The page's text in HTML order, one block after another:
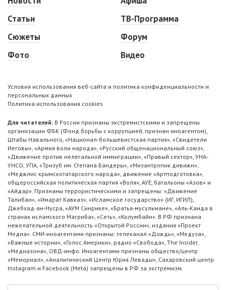
Статьи
Сюжеты
Фото
ТВ-Программа
Форум
Видео
Условия использования веб-сайта и политика конфиденциальности и
персональных данных
Политика использования cookies
Для читателей: В России признаны экстремистскими и запрещены
организации ФБК (Фонд борьбы с коррупцией, признан иноагентом),
Штабы Навального, «Национал-большевистская партия», «Свидетели
Иеговы», «Армия воли народа», «Русский общенациональный союз»,
«Движение против нелегальной иммиграции», «Правый сектор», УНА-
УНСО, УПА, «Тризуб им. Степана Бандеры», «Мизантропик дивижн»,
«Меджлис крымскотатарского народа», движение «Артподготовка»,
общероссийская политическая партия «Воля», АУЕ, батальоны «Азов» и
«Айдар». Признаны террористическими и запрещены: «Движение
Талибан», «Имарат Кавказ», «Исламское государство» (ИГ, ИГИЛ),
Джебхад-ан-Нусра, «АУМ Синрике», «Братья-мусульмане», «Аль-Каида в
странах исламского Магриба», «Сеть», «Колумбайн». В РФ признана
нежелательной деятельность «Открытой России», издания «Проект
Медиа». СМИ-иноагентами признаны: телеканал «Дождь», «Медуза»,
«Важные истории», «Голос Америки», радио «Свобода», The Insider,
«Медиазона», ОВД-инфо. Иноагентами признаны общество/центр
«Мемориал», «Аналитический Центр Юрия Левады», Сахаровский центр.
Instagram и Facebook (Metа) запрещены в РФ за экстремизм.